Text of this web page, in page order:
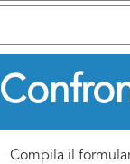
Compila il